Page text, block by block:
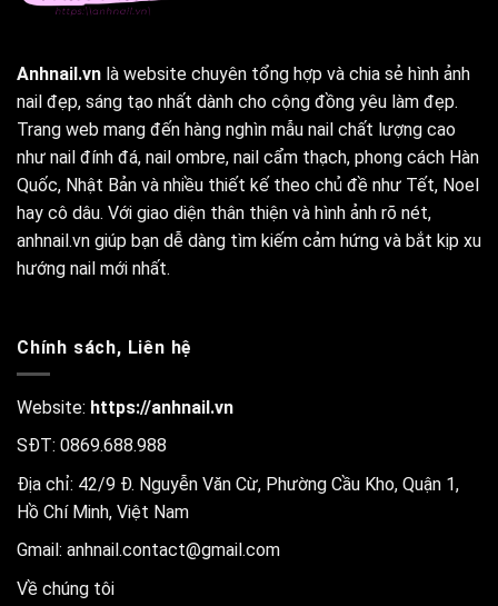
Anhnail.vn là website chuyên tổng hợp và chia sẻ hình ảnh
nail đẹp, sáng tạo nhất dành cho cộng đồng yêu làm đẹp.
Trang web mang đến hàng nghìn mẫu nail chất lượng cao
như nail đính đá, nail ombre, nail cẩm thạch, phong cách Hàn
Quốc, Nhật Bản và nhiều thiết kế theo chủ đề như Tết, Noel
hay cô dâu. Với giao diện thân thiện và hình ảnh rõ nét,
anhnail.vn giúp bạn dễ dàng tìm kiếm cảm hứng và bắt kịp xu
hướng nail mới nhất.
Chính sách, Liên hệ
Website: https://anhnail.vn
SĐT: 0869.688.988
Địa chỉ: 42/9 Đ. Nguyễn Văn Cừ, Phường Cầu Kho, Quận 1,
Hồ Chí Minh, Việt Nam
Gmail: anhnail.contact@gmail.com
Về chúng tôi